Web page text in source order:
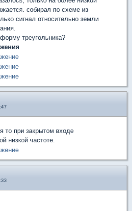
собирал по схеме из
сигнал относительно земли
треугольника?
то при закрытом входе
низкой частоте.